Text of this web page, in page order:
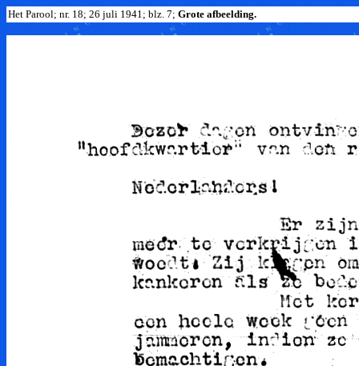
Het Parool; nr. 18; 26 juli 1941; blz. 7; Grote afbeelding.